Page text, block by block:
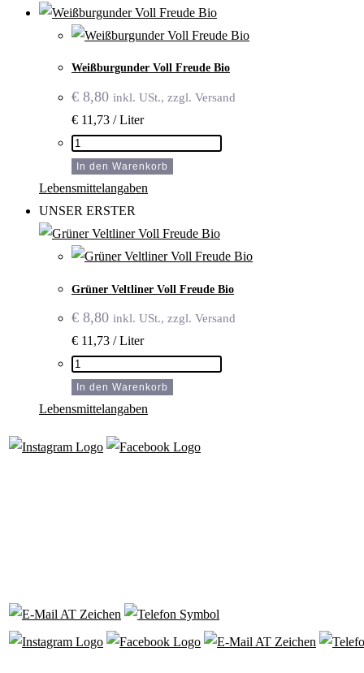
Freude
Bio
Weiß­burgunder Voll Freude Bio
€ 8,80 inkl. USt., zzgl. Versand
€ 11,73 / Liter
Weiß­
burgunder
Voll
Freude
Bio
Menge
In den Warenkorb
Lebensmittelangaben
UNSER ERSTER
Grüner Veltliner Voll Freude Bio
€ 8,80 inkl. USt., zzgl. Versand
€ 11,73 / Liter
Grüner
Veltliner
Voll
Bio
In den Warenkorb
Lebensmittelangaben